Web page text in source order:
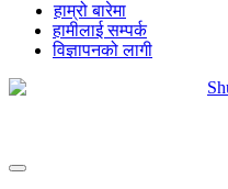
हाम्रो बारेमा
हामीलाई सम्पर्क
विज्ञापनको लागी